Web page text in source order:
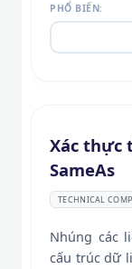
PHỔ BIẾN:
Xác thực
SameAs
TECHNICAL
Nhúng các
cấu trúc dữ